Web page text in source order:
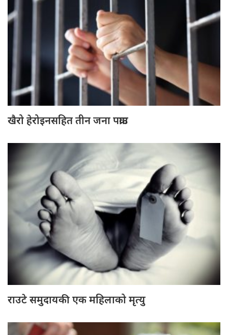
खैरो हेरोइनसहित तीन जना पक्राउ
राउटे समुदायकी एक महिलाको मृत्यु